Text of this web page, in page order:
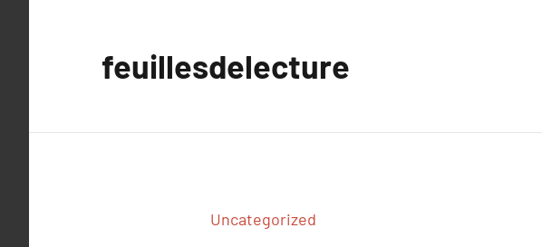
feuillesdelecture
Uncategorized